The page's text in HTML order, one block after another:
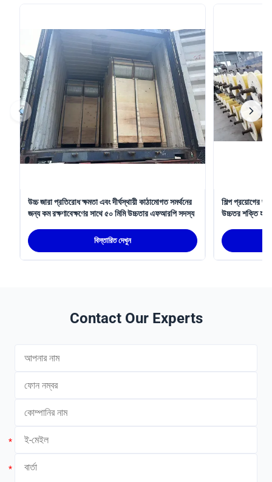
উচ্চ জারা প্রতিরোধ ক্ষমতা এবং দীর্ঘস্থায়ী কাঠামোগত সমর্থনের
জন্য কম রক্ষণাবেক্ষণের সাথে ৫০ মিমি উচ্চতার এফআরপি সদস্য
বিস্তারিত দেখুন
শিল্প প্রয়োগের
উচ্চতর শক্তি
Contact Our Experts
*
*